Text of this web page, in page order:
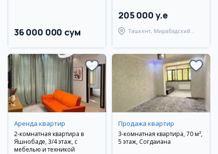
36 000 000 сум
205 000 y.e
Ташкент, Мирабадский
Аренда квартир
2-комнатная квартира в
Яшнобаде, 3/4 этаж, с
мебелью и техникой
Продажа квартир
3-комнатная квартира, 70 м²,
5 этаж, Согдаиана